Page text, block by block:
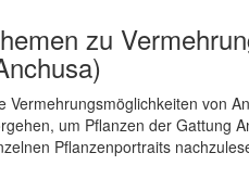
zu
Vermehrungsmöglichkeiten von
um Pflanzen der Gattung
Pflanzenportraits